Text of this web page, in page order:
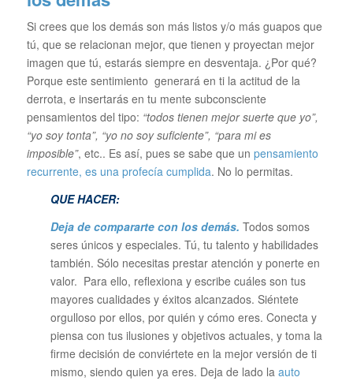
Si crees que los demás son más listos y/o más guapos que
tú, que se relacionan mejor, que tienen y proyectan mejor
imagen que tú, estarás siempre en desventaja. ¿Por qué?
Porque este sentimiento generará en ti la actitud de la
derrota, e insertarás en tu mente subconsciente
pensamientos del tipo: “todos tienen mejor suerte que yo”,
“yo soy tonta”, “yo no soy suficiente”, “para mi es
imposible”, etc.. Es así, pues se sabe que un pensamiento
recurrente, es una profecía cumplida. No lo permitas.
QUE HACER:
Deja de compararte con los demás. Todos somos
seres únicos y especiales. Tú, tu talento y habilidades
también. Sólo necesitas prestar atención y ponerte en
valor. Para ello, reflexiona y escribe cuáles son tus
mayores cualidades y éxitos alcanzados. Siéntete
orgulloso por ellos, por quién y cómo eres. Conecta y
piensa con tus ilusiones y objetivos actuales, y toma la
firme decisión de conviértete en la mejor versión de ti
mismo, siendo quien ya eres. Deja de lado la auto